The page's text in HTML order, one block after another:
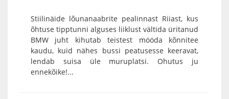
Stiilinäide lõunanaabrite pealinnast Riiast, kus
õhtuse tipptunni alguses liiklust vältida üritanud
BMW juht kihutab teistest mööda kõnnitee
kaudu, kuid nähes bussi peatusesse keeravat,
lendab suisa üle muruplatsi. Ohutus ju
ennekõike!...